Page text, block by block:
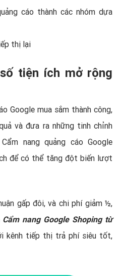
cáo thành các nhóm dựa
thị lại
tiện ích mở rộng
Google mua sắm thành công,
và đưa ra những tinh chỉnh
nang quảng cáo Google
để có thể tăng đột biến lượt
gấp đôi, và chi phí giảm ½,
Cẩm nang Google Shoping từ
kênh tiếp thị trả phí siêu tốt,